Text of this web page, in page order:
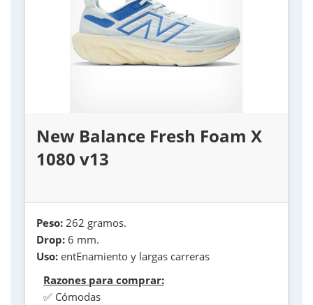
New Balance Fresh Foam X
1080 v13
Peso: 262 gramos.
Drop: 6 mm.
Uso: entEnamiento y largas carreras
Razones para comprar:
✅ Cómodas